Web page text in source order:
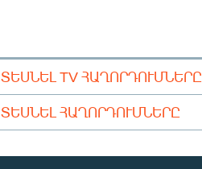
ՏԵՍՆԵԼ TV ՀԱՂՈՐԴՈՒՄՆԵՐԸ
ՏԵՍՆԵԼ ՀԱՂՈՐԴՈՒՄՆԵՐԸ